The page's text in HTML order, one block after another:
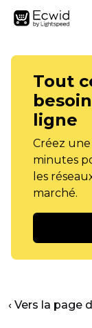
Tout
ligne
Créez
minutes
les
marché.
‹ Vers la page